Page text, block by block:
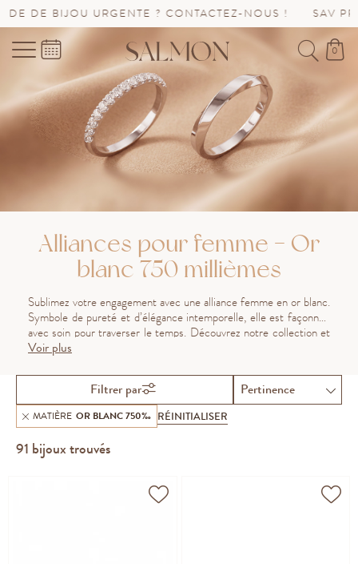
URGENTE ? CONTACTEZ-NOUS ! SAV PROLONGÉ
0
Alliances pour femme - Or
blanc 750 millièmes
Sublimez votre engagement avec une alliance femme en or blanc.
Symbole de pureté et d’élégance intemporelle, elle est façonnée
avec soin pour traverser le temps. Découvrez notre collection et
trouvez l’alliance qui capturera l’éclat de votre amour avec finesse
Voir plus
91 bijoux trouvés
Filtrer par
MATIÈRE OR BLANC 750‰ RÉINITIALISER